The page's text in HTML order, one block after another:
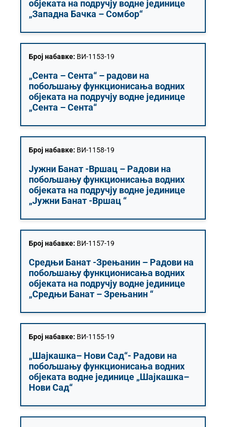
објеката на подручју водне јединице
„Западна Бачка – Сомбор“
Број набавке: ВИ-1153-19
„Сента – Сента“ – радови на
побољшању функционисања водних
објеката на подручју водне јединице
„Сента – Сента“
Број набавке: ВИ-1158-19
Јужни Банат -Вршац – Радови на
побољшању функционисања водних
објеката на подручју водне јединице
„Јужни Банат -Вршац “
Број набавке: ВИ-1157-19
Средњи Банат -Зрењанин – Радови на
побољшању функционисања водних
објеката на подручју водне јединице
„Средњи Банат – Зрењанин “
Број набавке: ВИ-1155-19
„Шајкашка– Нови Сад“- Радови на
побољшању функционисања водних
објеката водне јединице „Шајкашка–
Нови Сад“